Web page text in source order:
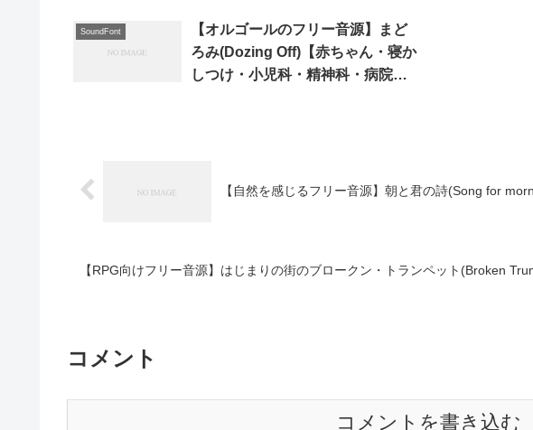
SoundFont
【オルゴールのフリー音源】まど
ろみ(Dozing Off)【赤ちゃん・寝か
しつけ・小児科・精神科・病院・
【自然を感じるフリー音源】朝と君の詩(Song for
【RPG向けフリー音源】はじまりの街のブロークン・トランペット(Broken
コメント
コメントを書き込む